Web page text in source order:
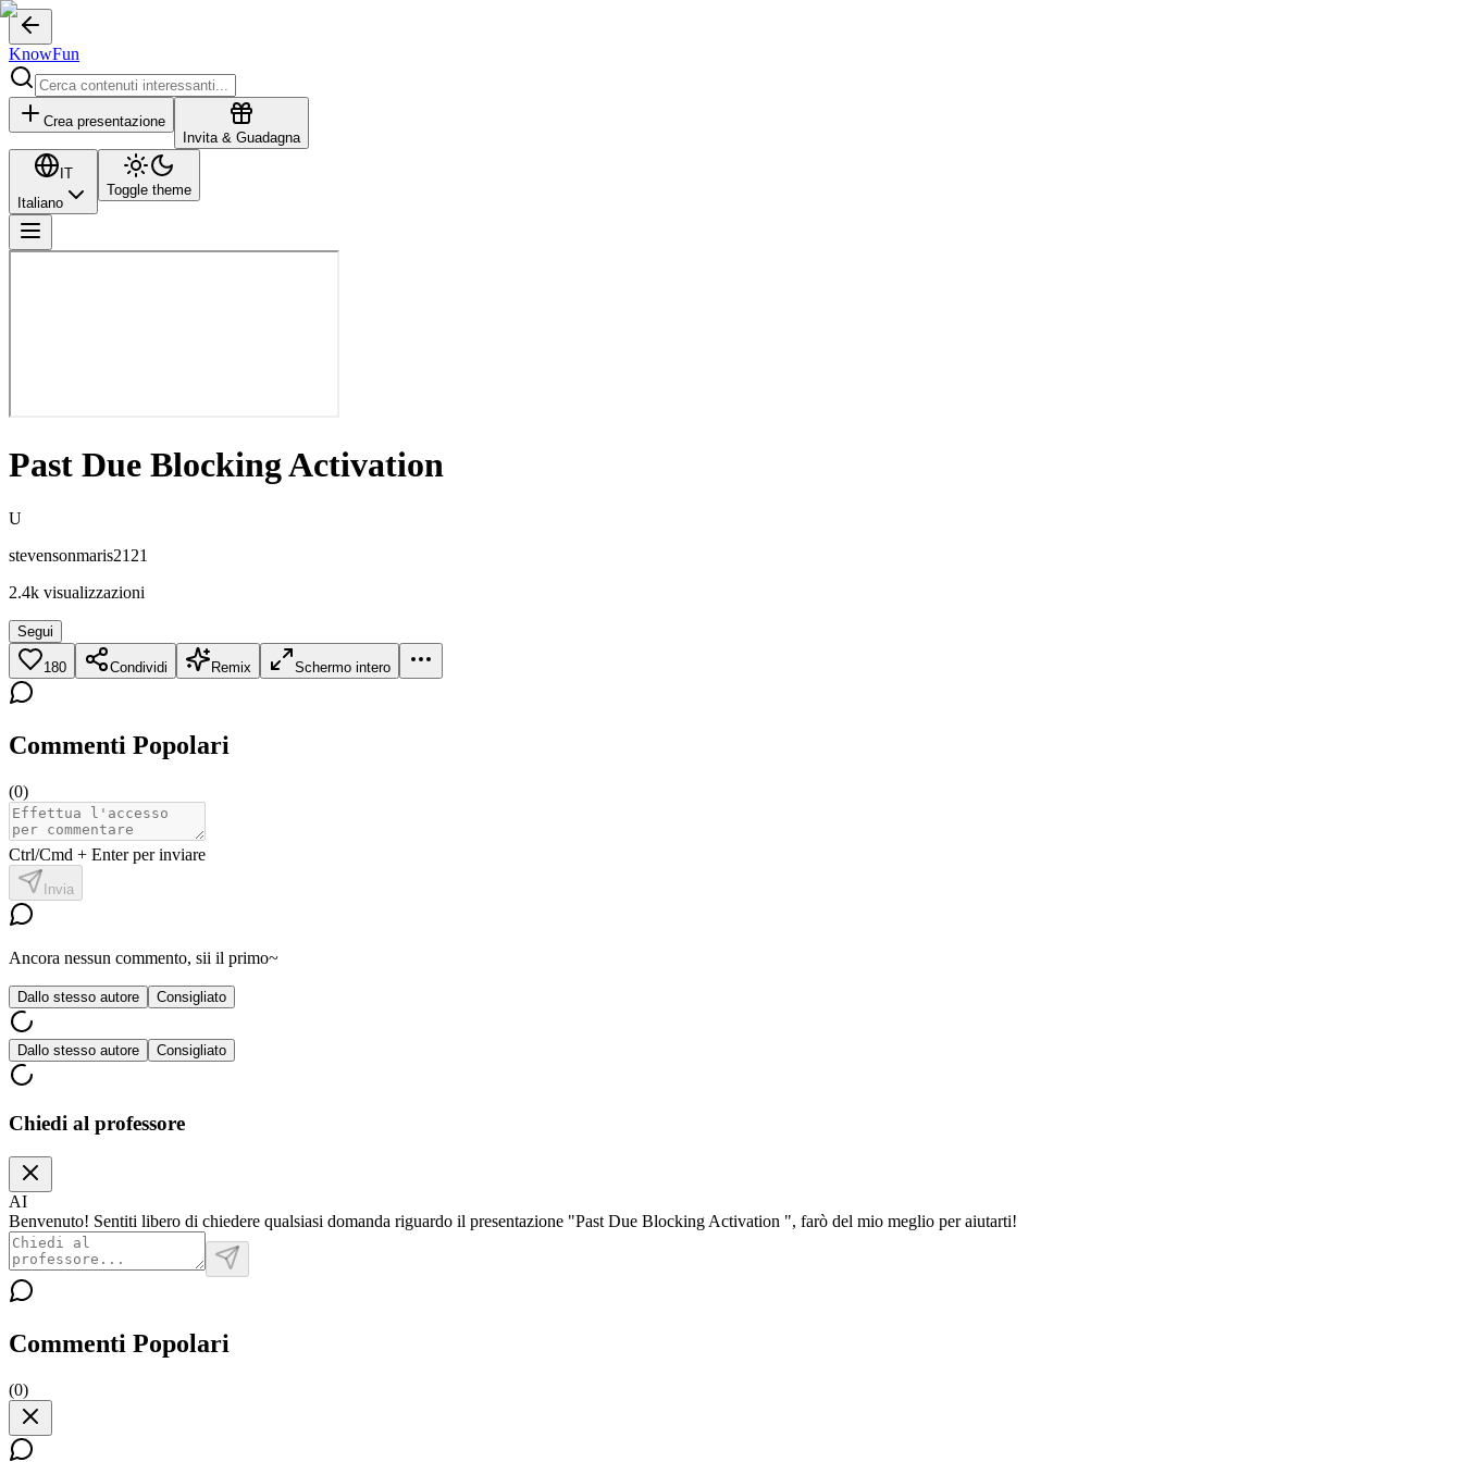
KnowFun
Crea presentazione
Invita & Guadagna
IT
Italiano
Toggle theme
Past Due Blocking Activation
U
stevensonmaris2121
2.4k visualizzazioni
Segui
180 Condividi Remix Schermo intero
Commenti Popolari
(0)
Ctrl/Cmd + Enter per inviare
Invia
Ancora nessun commento, sii il primo~
Dallo stesso autore Consigliato
Dallo stesso autore Consigliato
Chiedi al professore
AI
Benvenuto! Sentiti libero di chiedere qualsiasi domanda riguardo il presentazione "Past Due Blocking Activation ", farò del mio meglio per aiutarti!
Commenti Popolari
(0)